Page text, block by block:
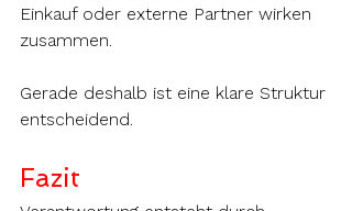
Einkauf oder externe Partner wirken
zusammen.
Gerade deshalb ist eine klare Struktur
entscheidend.
Fazit